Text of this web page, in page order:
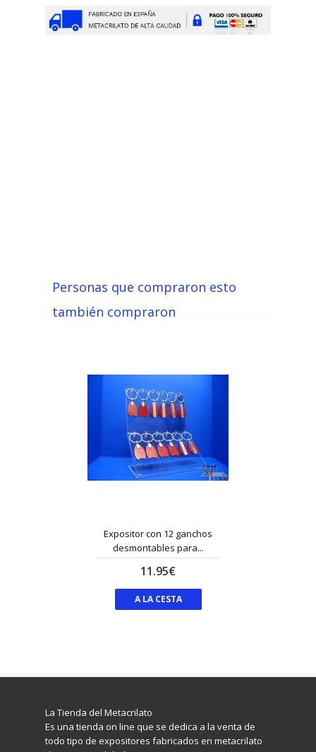
Personas que compraron esto
también compraron
Expositor con 12 ganchos
desmontables para...
11.95€
A LA CESTA
La Tienda del Metacrilato
Es una tienda on line que se dedica a la venta de
todo tipo de expositores fabricados en metacrilato